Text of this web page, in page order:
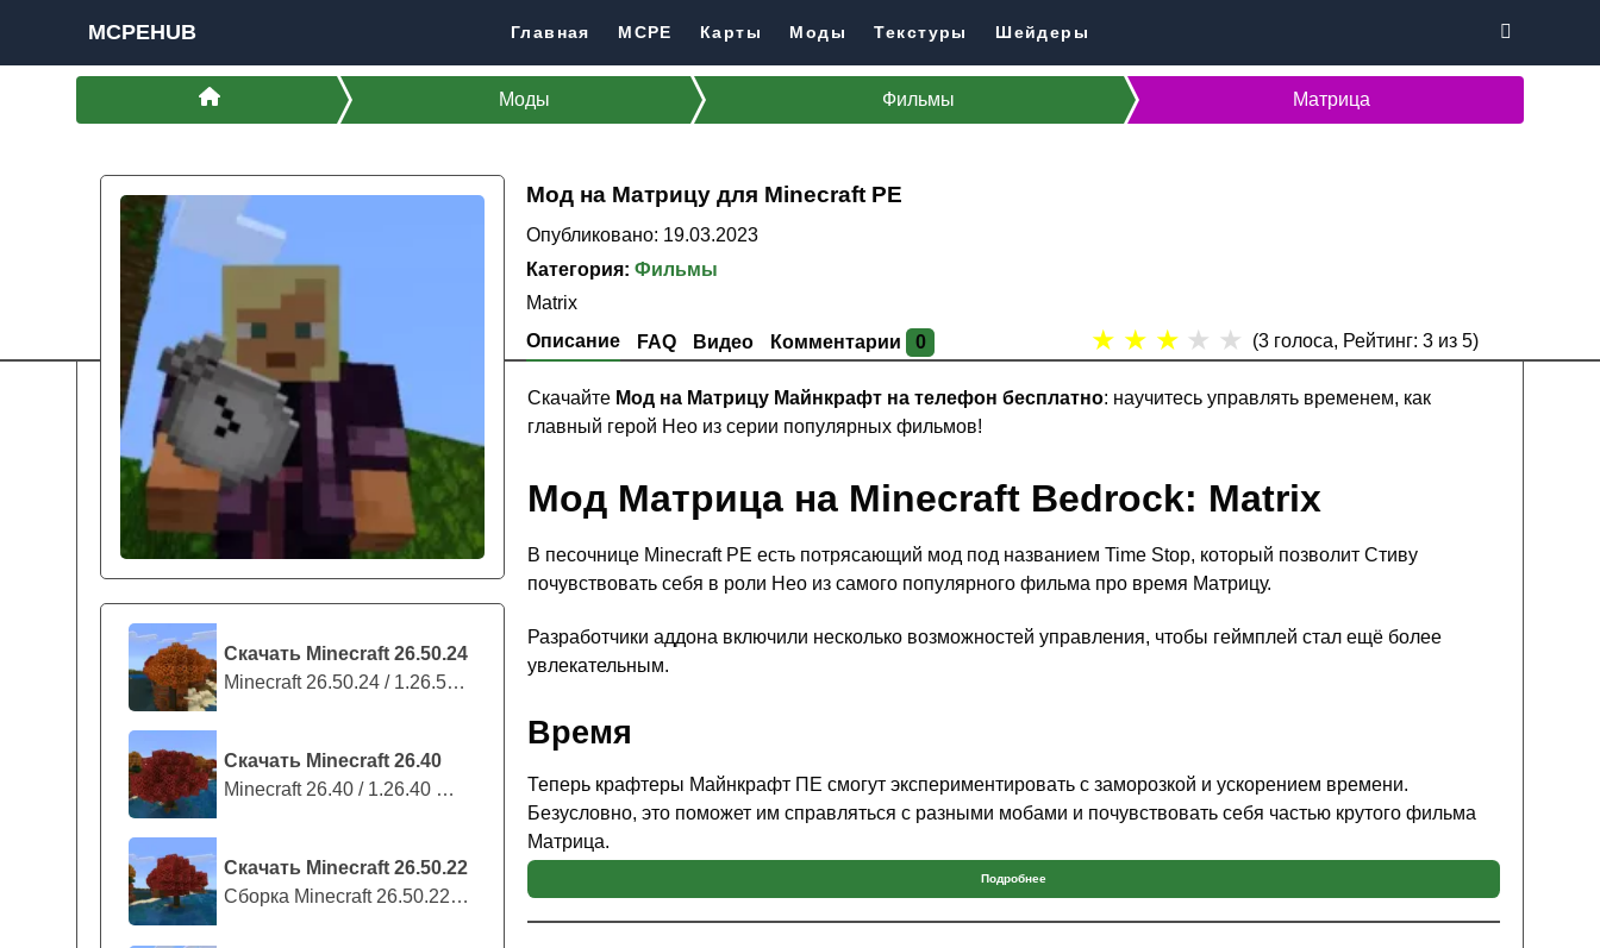
MCPEHUB Главная MCPE Карты Моды Текстуры Шейдеры
Моды Фильмы Матрица
Мод на Матрицу для Minecraft PE
Опубликовано: 19.03.2023
Категория:Фильмы
Matrix
Описание
FAQ Видео Комментарии 0 ★ ★ ★ ★ ★ (3голоса, Рейтинг: 3из 5)
Скачать Minecraft 26.50.24
Minecraft 26.50.24 / 1.26.50.24 предс...
Скачать Minecraft 26.40
Minecraft 26.40 / 1.26.40 — стабильны...
Скачать Minecraft 26.50.22
Сборка Minecraft 26.50.22 / 1.26.50.2...
Скачайте Мод на Матрицу Майнкрафт на телефон бесплатно: научитесь управлять временем, как
главный герой Нео из серии популярных фильмов!
Мод Матрица на Minecraft Bedrock: Matrix
В песочнице Minecraft PE есть потрясающий мод под названием Time Stop, который позволит Стиву
почувствовать себя в роли Нео из самого популярного фильма про время Матрицу.
Разработчики аддона включили несколько возможностей управления, чтобы геймплей стал ещё более
увлекательным.
Время
Теперь крафтеры Майнкрафт ПЕ смогут экспериментировать с заморозкой и ускорением времени.
Безусловно, это поможет им справляться с разными мобами и почувствовать себя частью крутого фильма
Матрица.
Чтобы все корректно работало, автор мода рекомендуетустановить экспериментальную опцию игрыво
время настройки.
Подробнее